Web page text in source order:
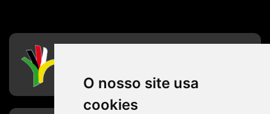
O nosso site usa
cookies